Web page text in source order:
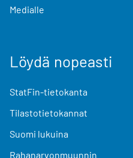
Medialle
Löydä nopeasti
StatFin-tietokanta
Tilastotietokannat
Suomi lukuina
Rahanarvonmuunnin